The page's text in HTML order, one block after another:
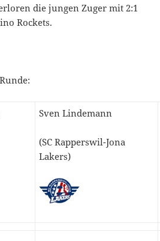
die jungen Zuger mit 2:1
Rockets.
Sven Lindemann
(SC Rapperswil-Jona
Lakers)